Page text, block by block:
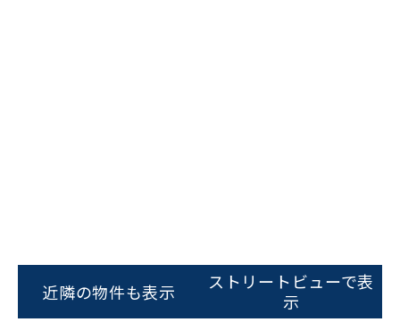
0120-620-213
近隣の物件も表示
ストリートビューで表
示